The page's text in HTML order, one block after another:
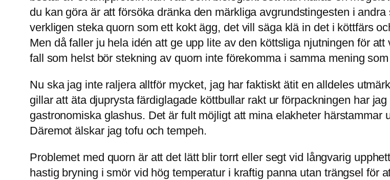
du kan göra är att försöka dränka den märkliga avgrundstingesten i
verkligen steka quorn som ett kokt ägg, det vill säga klä in det i köttfärs
Men då faller ju hela idén att ge upp lite av den köttsliga njutningen för
fall som helst bör stekning av quorn inte förekomma i samma mening
Nu ska jag inte raljera alltför mycket, jag har faktiskt ätit en alldeles
gillar att äta djuprysta färdiglagade köttbullar rakt ur förpackningen har
gastronomiska glashus. Det är fult möjligt att mina elakheter härstammar
Däremot älskar jag tofu och tempeh.
Problemet med quorn är att det lätt blir torrt eller segt vid långvarig
hastig bryning i smör vid hög temperatur i kraftig panna utan trängsel för